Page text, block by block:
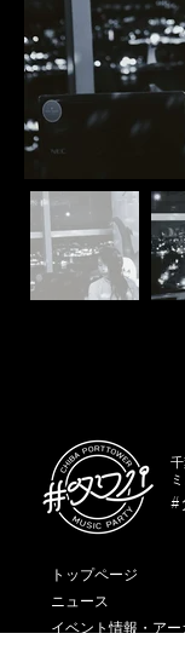
#
トップページ
ニュース
イベント情報・ア